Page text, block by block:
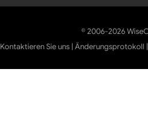
© 2006-2026
Kontaktieren Sie uns |Änderungsprotokoll